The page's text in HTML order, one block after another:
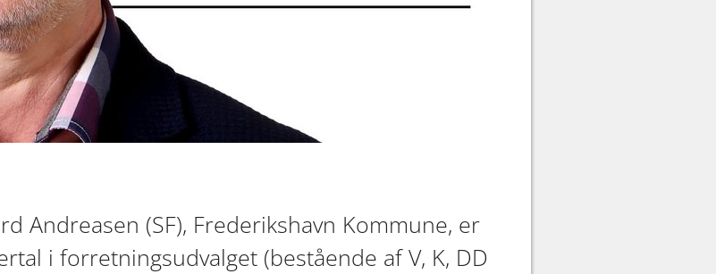
Andreasen (SF), Frederikshavn Kommune, er
i forretningsudvalget (bestående af V, K, DD